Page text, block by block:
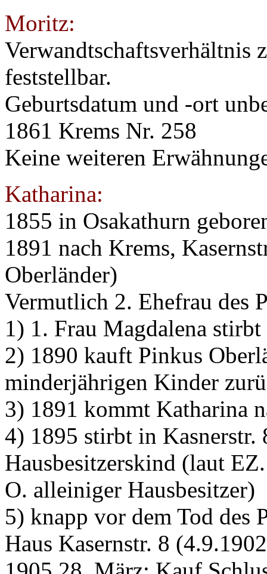
Moritz:
Verwandtschaftsverhältnis
feststellbar.
Geburtsdatum und -ort
1861 Krems Nr. 258
Keine weiteren
Katharina:
1855 in Osakathurn
1891 nach Krems,
Oberländer)
Vermutlich 2. Ehefrau des
1) 1. Frau Magdalena
2) 1890 kauft Pinkus
minderjährigen Kinder
3) 1891 kommt Katharina
4) 1895 stirbt in Kasnerstr.
Hausbesitzerskind (laut
O. alleiniger Hausbesitzer)
5) knapp vor dem Tod des
Haus Kasernstr. 8